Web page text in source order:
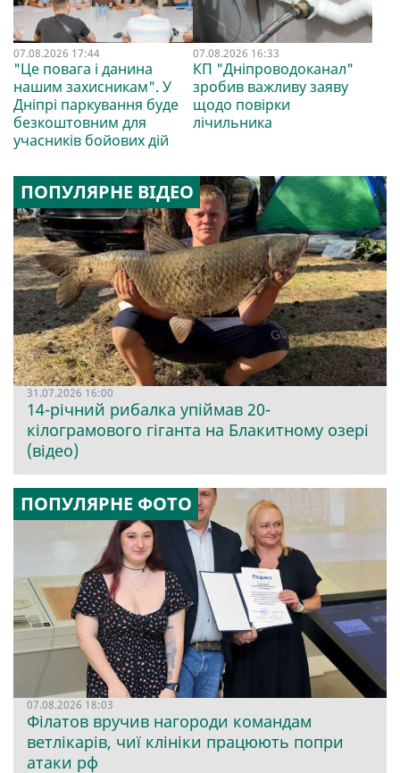
07.08.2026 17:44
"Це повага і данина
нашим захисникам". У
Дніпрі паркування буде
безкоштовним для
учасників бойових дій
07.08.2026 16:33
КП "Дніпроводоканал"
зробив важливу заяву
щодо повірки
лічильника
ПОПУЛЯРНЕ ВІДЕО
31.07.2026 16:00
14-річний рибалка упіймав 20-
кілограмового гіганта на Блакитному озері
(відео)
ПОПУЛЯРНЕ ФОТО
07.08.2026 18:03
Філатов вручив нагороди командам
ветлікарів, чиї клініки працюють попри
атаки рф